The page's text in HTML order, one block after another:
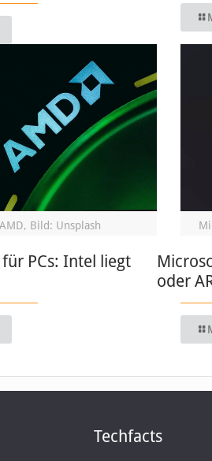
AMD, Bild: Unsplash
PCs: Intel liegt
oder
Techfacts